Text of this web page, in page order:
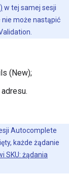
w tej samej sesji
nie może nastąpić
(New);
Autocomplete
każde żądanie
SKU: żądania